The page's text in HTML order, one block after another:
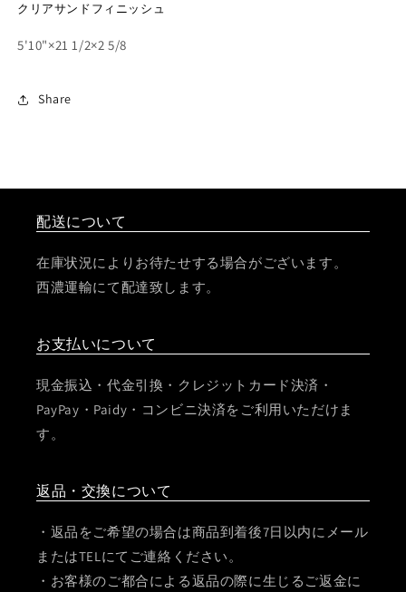
クリアサンドフィニッシュ
5'10"×21 1/2×2 5/8
Share
配送について
在庫状況によりお待たせする場合がございます。
西濃運輸にて配達致します。
お支払いについて
現金振込・代金引換・クレジットカード決済・
PayPay・Paidy・コンビニ決済をご利用いただけま
す。
返品・交換について
・返品をご希望の場合は商品到着後7日以内にメール
またはTELにてご連絡ください。
・お客様のご都合による返品の際に生じるご返金に